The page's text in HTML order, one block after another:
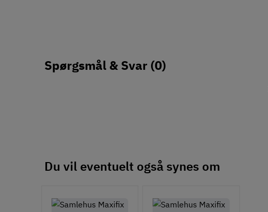
Spørgsmål & Svar (0)
Du vil eventuelt også synes om